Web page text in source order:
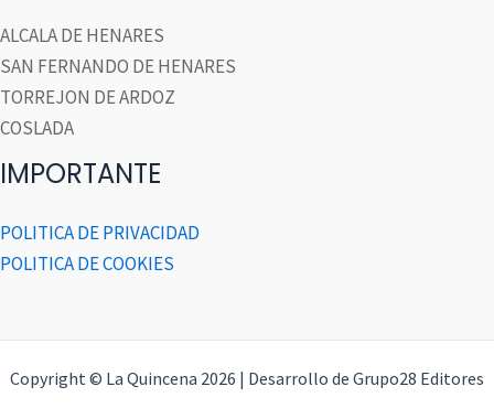
ALCALA DE HENARES
SAN FERNANDO DE HENARES
TORREJON DE ARDOZ
COSLADA
IMPORTANTE
POLITICA DE PRIVACIDAD
POLITICA DE COOKIES
Copyright © La Quincena 2026 | Desarrollo de Grupo28 Editores